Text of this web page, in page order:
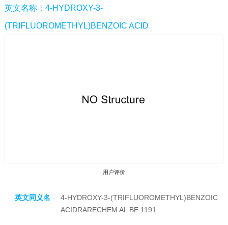
药中间体|其他原料药中间体
英文名称：4-HYDROXY-3-
(TRIFLUOROMETHYL)BENZOIC ACID
用户评价
英文同义名
4-HYDROXY-3-(TRIFLUOROMETHYL)BENZOIC
ACIDRARECHEM AL BE 1191